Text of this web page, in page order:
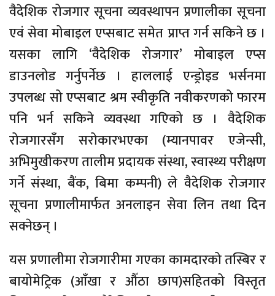
वैदेशिक रोजगार सूचना व्यवस्थापन प्रणालीका सूचना
एवं सेवा मोबाइल एप्सबाट समेत प्राप्त गर्न सकिने छ ।
यसका लागि ‘वैदेशिक रोजगार’ मोबाइल एप्स
डाउनलोड गर्नुपर्नेछ । हाललाई एन्ड्रोइड भर्सनमा
उपलब्ध सो एप्सबाट श्रम स्वीकृति नवीकरणको फारम
पनि भर्न सकिने व्यवस्था गएिको छ । वैदेशिक
रोजगारसँग सरोकारभएका (म्यानपावर एजेन्सी,
अभिमुखीकरण तालीम प्रदायक संस्था, स्वास्थ्य परीक्षण
गर्ने संस्था, बैंक, बिमा कम्पनी) ले वैदेशिक रोजगार
सूचना प्रणालीमार्फत अनलाइन सेवा लिन तथा दिन
सक्नेछन् ।
यस प्रणालीमा रोजगारीमा गएका कामदारको तस्बिर र
बायोमेट्रिक (आँखा र औँठा छाप)सहितको विस्तृत